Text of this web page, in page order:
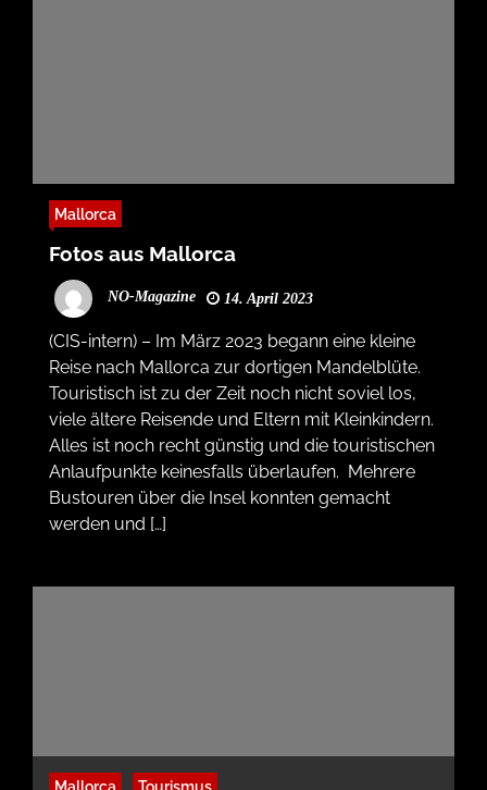
Mallorca
Fotos aus Mallorca
NO-Magazine 14. April 2023
(CIS-intern) – Im März 2023 begann eine kleine
Reise nach Mallorca zur dortigen Mandelblüte.
Touristisch ist zu der Zeit noch nicht soviel los,
viele ältere Reisende und Eltern mit Kleinkindern.
Alles ist noch recht günstig und die touristischen
Anlaufpunkte keinesfalls überlaufen. Mehrere
Bustouren über die Insel konnten gemacht
werden und […]
Mallorca Tourismus